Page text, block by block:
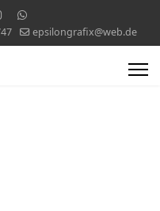
epsilongrafix@web.de